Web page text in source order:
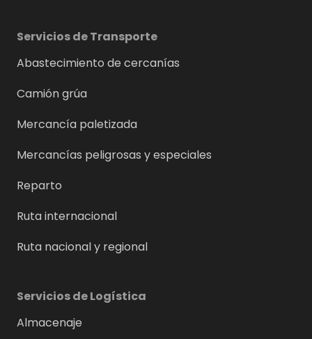
Servicios de Transporte
Abastecimiento de cercanías
Camión grúa
Mercancía paletizada
Mercancías peligrosas y especiales
Reparto
Ruta internacional
Ruta nacional y regional
Servicios de Logística
Almacenaje